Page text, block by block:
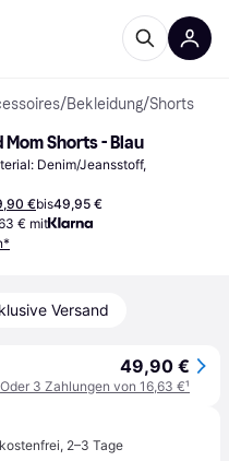
/Bekleidung/Shorts
Shorts - Blau
Denim/Jeansstoff,
€bis49,95 €
€ mit
Versand
49,90 €
Oder 3 Zahlungen von 16,63 €¹
, 2–3 Tage